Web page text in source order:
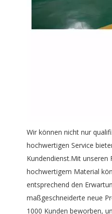
Wir können nicht nur
hochwertigen Service
Kundendienst.Mit
hochwertigem Material
entsprechend den
maßgeschneiderte neue
1000 Kunden beworben,